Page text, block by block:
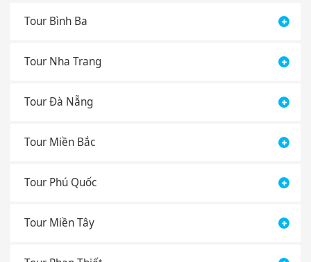
Tour Bình Ba
Tour Nha Trang
Tour Đà Nẵng
Tour Miền Bắc
Tour Phú Quốc
Tour Miền Tây